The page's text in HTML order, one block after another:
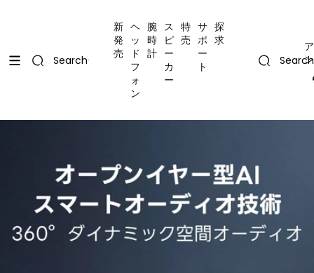
Search
新
発
売
ヘ
ッ
ド
フ
ォ
ン
腕
時
計
ス
ピ
ー
カ
ー
特
売
サ
ポ
ー
ト
探
求
Search